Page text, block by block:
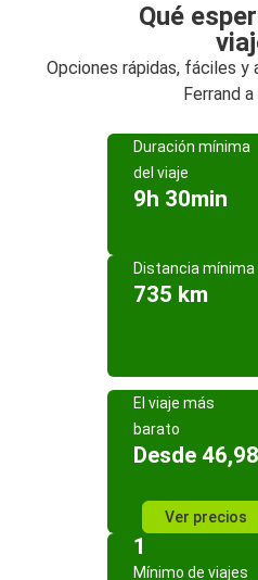
Qué
Opciones rápidas, fáciles y
Ferrand
Duración mínima
del viaje
9h 30min
Distancia mínima
735 km
El viaje más
barato
Desde
Ver precios
1
Mínimo de viajes